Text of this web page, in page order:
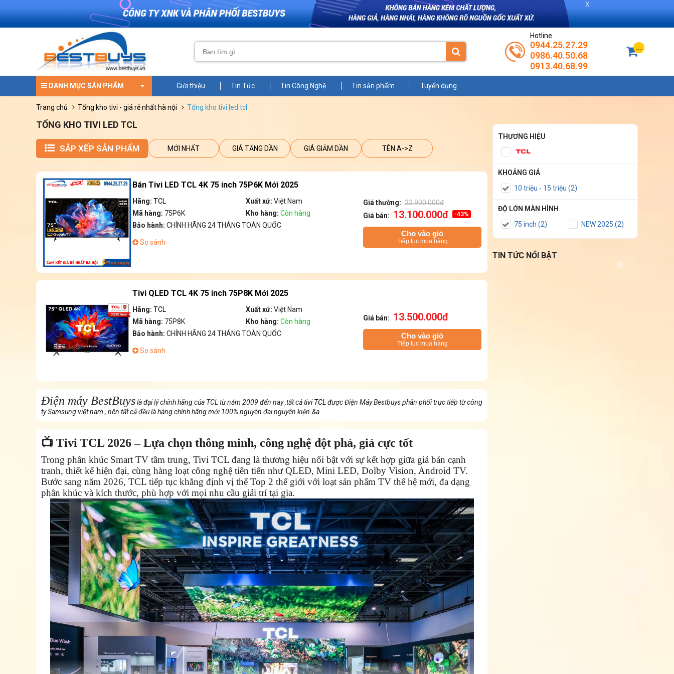
Hotline
0944.25.27.29
0986.40.50.68
0913.40.68.99
...
DANH MỤC SẢN PHẨM Giới thiệu Tin Tức Tin Công Nghệ Tin sản phẩm Tuyển dụng
trang chủ tổng kho tivi - giá rẻ nhất hà nội tổng kho tivi led tcl
TỔNG KHO TIVI LED TCL
SẮP XẾP SẢN PHẨM MỚI NHẤT GIÁ TĂNG DẦN GIÁ GIẢM DẦN TÊN A->Z
Bán Tivi LED TCL 4K 75 inch 75P6K Mới 2025
Hãng: TCL Xuất xứ: Việt Nam
Mã hàng: 75P6K Kho hàng: Còn hàng
Bảo hành: CHÍNH HÃNG 24 THÁNG TOÀN QUỐC
So sánh
Giá thường: 22.900.000đ
Giá bán: 13.100.000đ -43%
Cho vào giỏ
Tiếp tục mua hàng
Tivi QLED TCL 4K 75 inch 75P8K Mới 2025
Hãng: TCL Xuất xứ: Việt Nam
Mã hàng: 75P8K Kho hàng: Còn hàng
Bảo hành: CHÍNH HÃNG 24 THÁNG TOÀN QUỐC
So sánh
Giá bán: 13.500.000đ
Cho vào giỏ
Tiếp tục mua hàng
Điện máy BestBuyslà đại lý chính hãng của TCL từ năm 2009 đến nay ,tất cảtivi TCL được Điện Máy Bestbuys phân phối trực tiếp từ công
ty Samsung việt nam , nên tất cả đều là hàng chính hãng mới 100% nguyên đai nguyên kiện.&a
📺 Tivi TCL 2026 – Lựa chọn thông minh, công nghệ đột phá, giá cực tốt
Trong phân khúc Smart TV tầm trung, Tivi TCL đang là thương hiệu nổi bật với sự kết hợp giữa giá bán cạnh
tranh, thiết kế hiện đại, cùng hàng loạt công nghệ tiên tiến như QLED, Mini LED, Dolby Vision, Android TV.
Bước sang năm 2026, TCL tiếp tục khẳng định vị thế Top 2 thế giới với loạt sản phẩm TV thế hệ mới, đa dạng
phân khúc và kích thước, phù hợp với mọi nhu cầu giải trí tại gia.
THƯƠNG HIỆU
KHOẢNG GIÁ
10 triệu - 15 triệu (2)
ĐỘ LỚN MÀN HÌNH
75 inch (2)
NEW 2025 (2)
TIN TỨC NỔI BẬT